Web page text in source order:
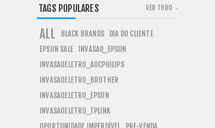
TAGS POPULARES
ALL BLACK BRANDS DIA DO CLIENTE
EPSON SALE INVASAO_EPSON
INVASAOELETRO_AOCPHILIPS
INVASAOELETRO_BROTHER
INVASAOELETRO_EPSON
INVASAOELETRO_TPLINK
VER TUDO